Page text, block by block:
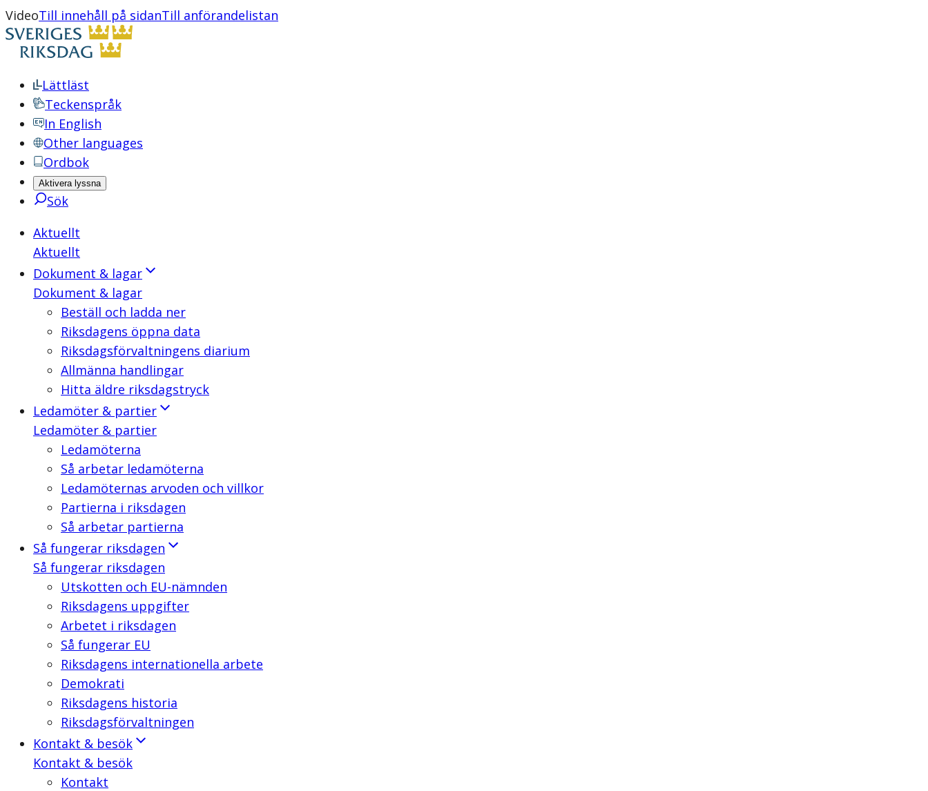
VideoTill innehåll på sidanTill anförandelistan
Lättläst
Teckenspråk
In English
Other languages
Ordbok
Aktivera lyssna
Sök
Aktuellt
Aktuellt
Dokument & lagar
Dokument & lagar
Beställ och ladda ner
Riksdagens öppna data
Riksdagsförvaltningens diarium
Allmänna handlingar
Hitta äldre riksdagstryck
Ledamöter & partier
Ledamöter & partier
Ledamöterna
Så arbetar ledamöterna
Ledamöternas arvoden och villkor
Partierna i riksdagen
Så arbetar partierna
Så fungerar riksdagen
Så fungerar riksdagen
Utskotten och EU-nämnden
Riksdagens uppgifter
Arbetet i riksdagen
Så fungerar EU
Riksdagens internationella arbete
Demokrati
Riksdagens historia
Riksdagsförvaltningen
Kontakt & besök
Kontakt & besök
Kontakt